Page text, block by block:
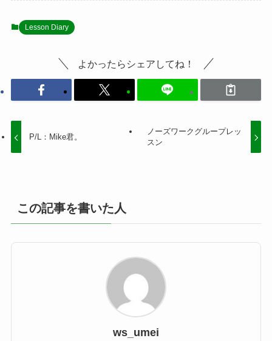
Lesson Diary
よかったらシェアしてね！
P/L：Mike君。
ノーズワークグループレッ
スン
この記事を書いた人
ws_umei